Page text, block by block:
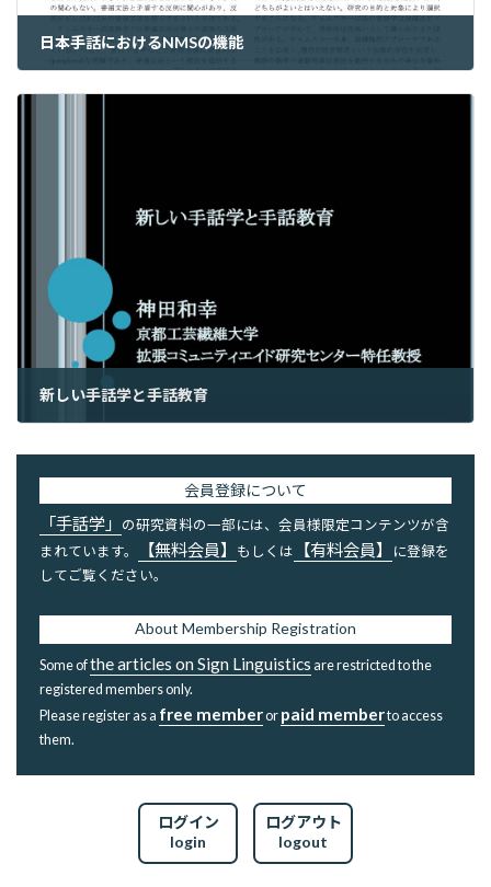
日本手話におけるNMSの機能
新しい手話学と手話教育
会員登録について
「手話学」
の研究資料の一部には、会員様限定コンテンツが含
まれています。
【無料会員】 もしくは 【有料会員】
に登録を
してご覧ください。
About Membership Registration
Some ofthe articles on Sign Linguistics are restricted to the
registered members only.
Please register as a free memberor paid memberto access
them.
ログイン
login
ログアウト
logout